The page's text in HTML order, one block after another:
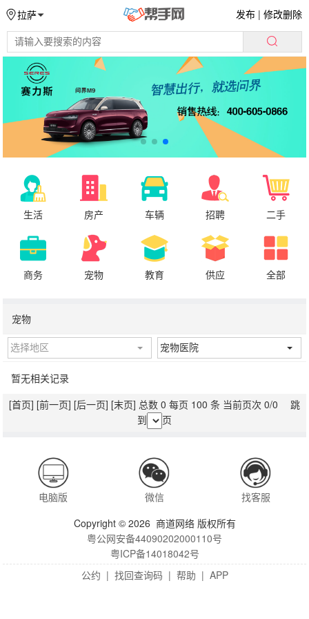
拉萨 发布 |修改删除
生活 房产 车辆 招聘 二手
商务 宠物 教育 供应 全部
宠物
选择地区 宠物医院
暂无相关记录
[首页] [前一页] [后一页] [末页] 总数 0 每页 100 条 当前页次 0/0 跳
到
页
电脑版 微信
找客服
Copyright © 2026 商道网络 版权所有
粤公网安备44090202000110号
粤ICP备14018042号
公约 | 找回查询码 | 帮助 | APP